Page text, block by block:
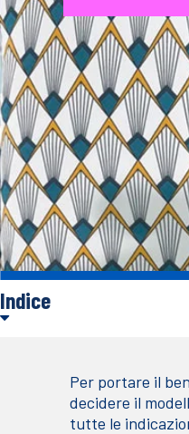
Indice
Per portare il
decidere il
tutte le